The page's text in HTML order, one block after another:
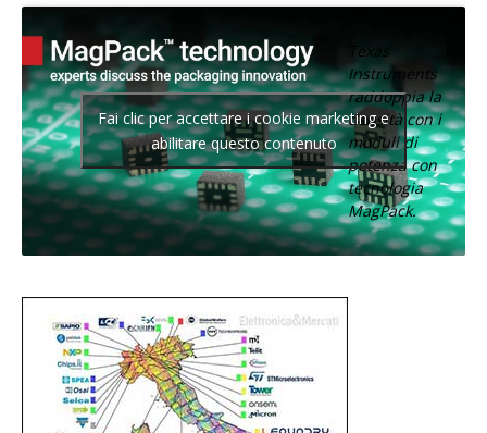
Texas
Instruments
raddoppia la
densità con i
moduli di
potenza con
tecnologia
MagPack.
Fai clic per accettare i cookie marketing e
abilitare questo contenuto